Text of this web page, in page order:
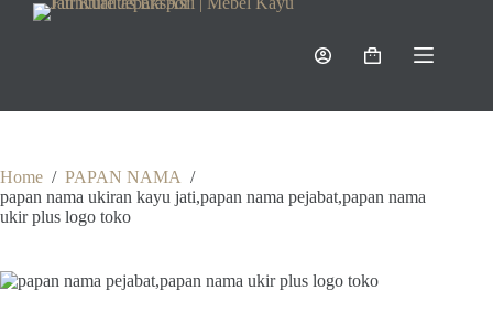
Shopping
Home / PAPAN NAMA /
papan nama ukiran kayu jati,papan nama pejabat,papan nama
ukir plus logo toko